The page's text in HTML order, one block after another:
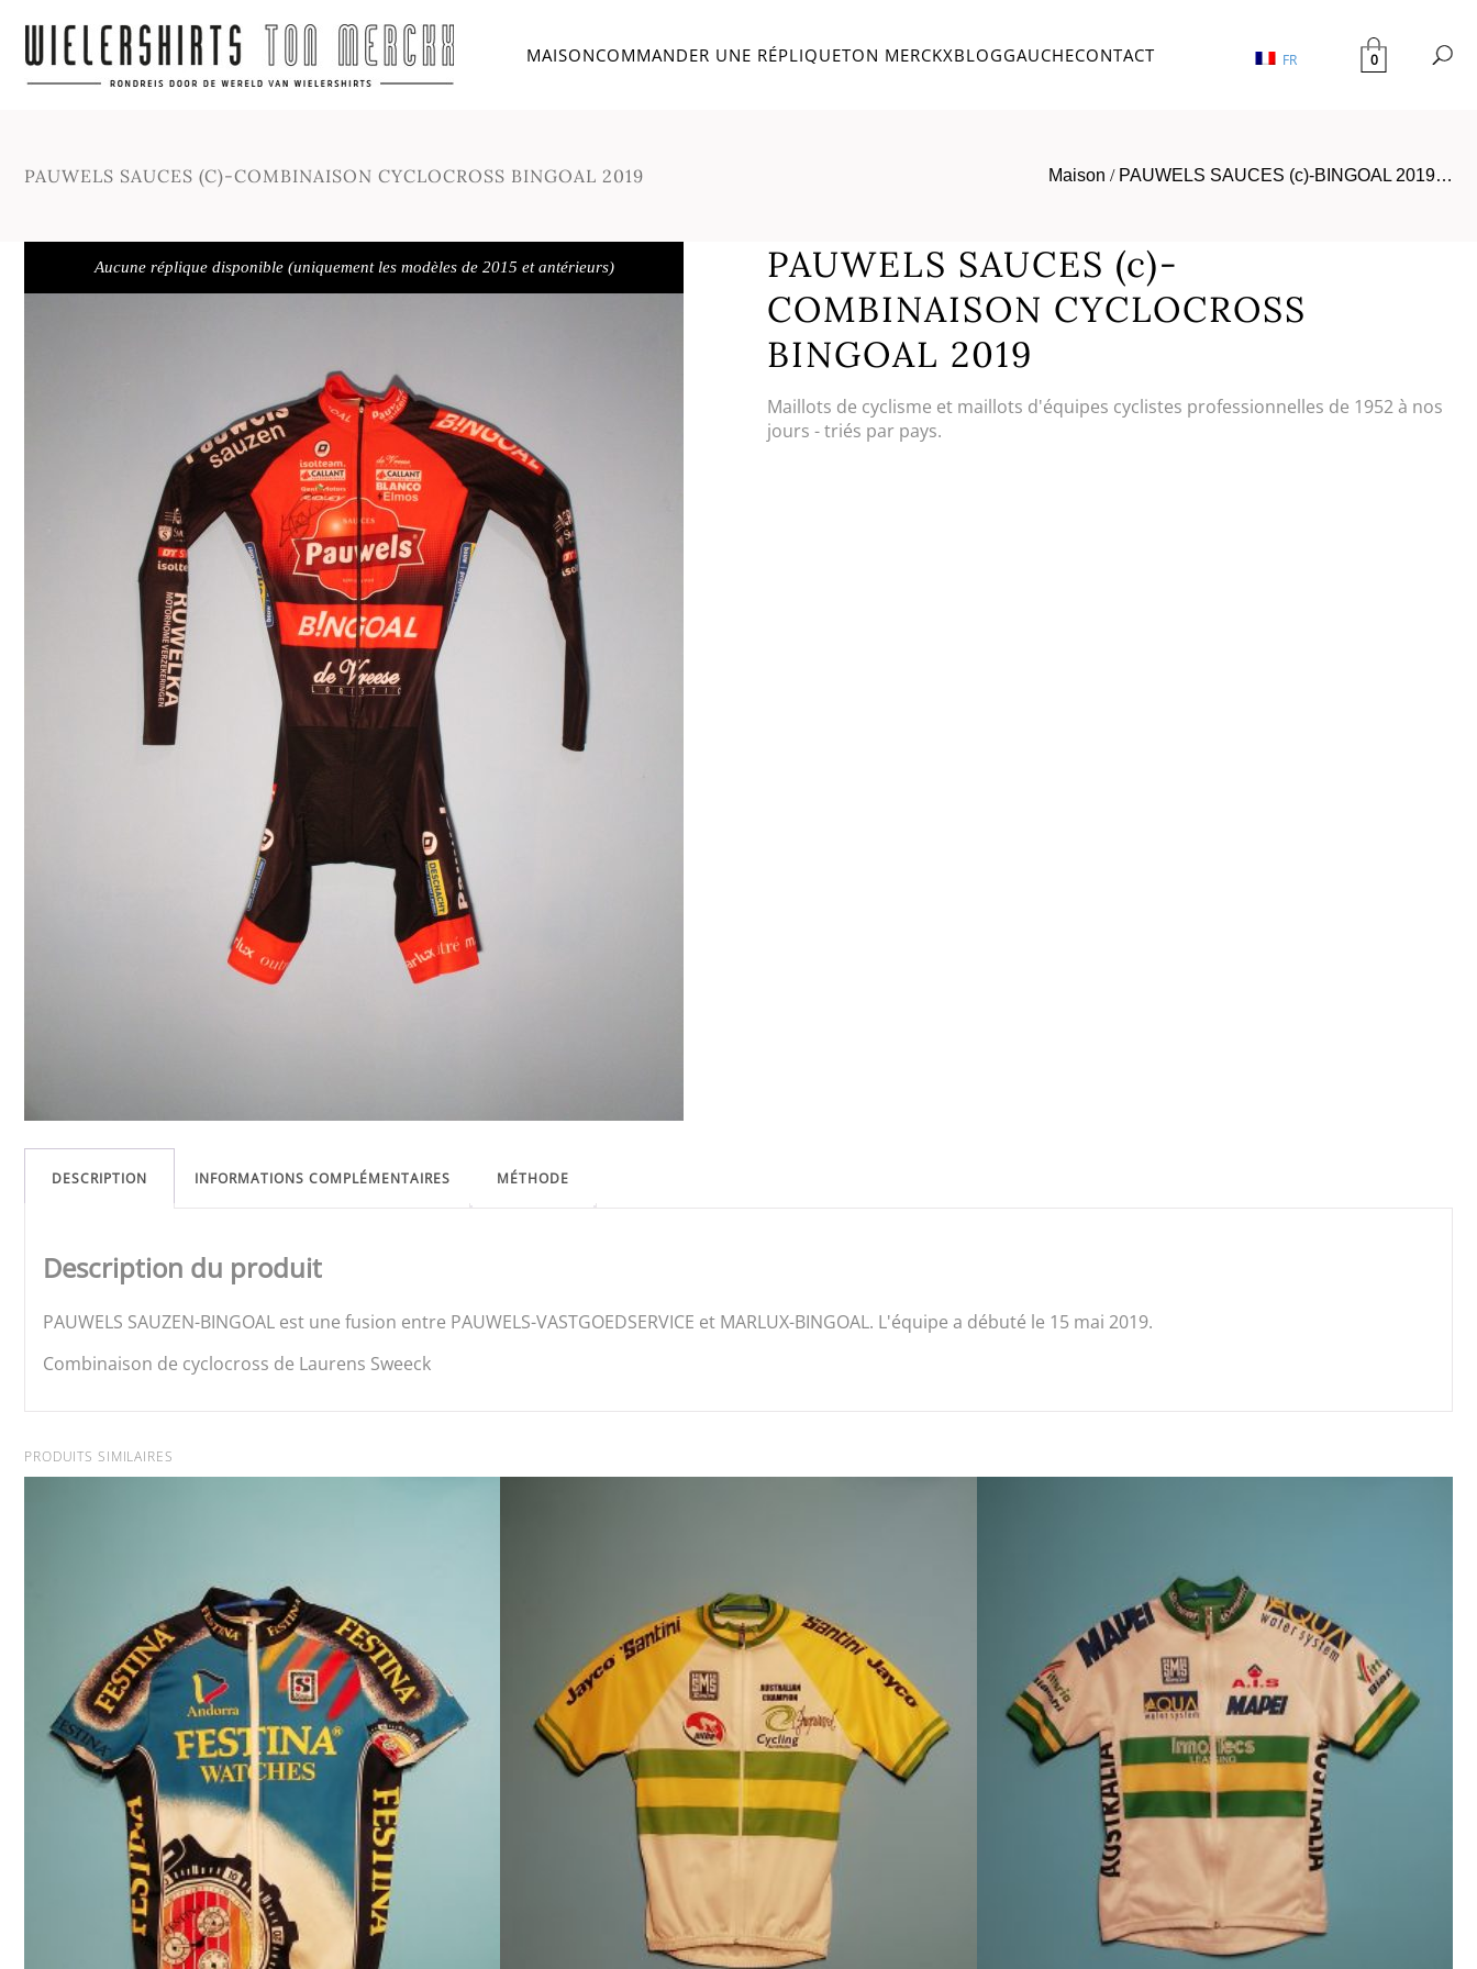
MAISONCOMMANDER UNE RÉPLIQUETON MERCKXBLOGGAUCHECONTACT FR 0
PAUWELS SAUCES (C)-COMBINAISON CYCLOCROSS BINGOAL 2019 Maison / PAUWELS SAUCES (c)-BINGOAL 2019…
Aucune réplique disponible (uniquement les modèles de 2015 et antérieurs)
PAUWELS SAUCES (c)-
COMBINAISON CYCLOCROSS
BINGOAL 2019
Maillots de cyclisme et maillots d'équipes cyclistes professionnelles de 1952 à nos
jours - triés par pays.
DESCRIPTION INFORMATIONS COMPLÉMENTAIRES MÉTHODE
Description du produit
PAUWELS SAUZEN-BINGOAL est une fusion entre PAUWELS-VASTGOEDSERVICE et MARLUX-BINGOAL. L'équipe a débuté le 15 mai 2019.
Combinaison de cyclocross de Laurens Sweeck
PRODUITS SIMILAIRES